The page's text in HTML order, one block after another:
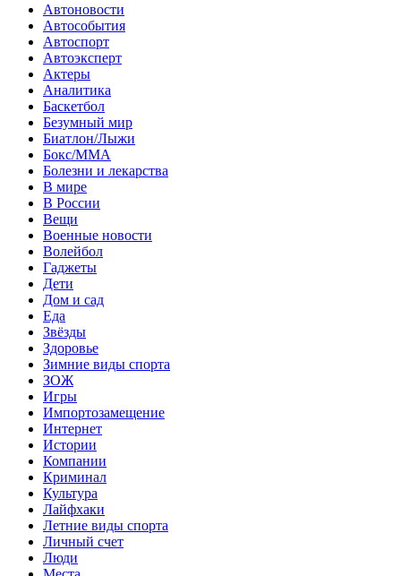
Автоновости
Автособытия
Автоспорт
Автоэксперт
Актеры
Аналитика
Баскетбол
Безумный мир
Биатлон/Лыжи
Бокс/MMA
Болезни и лекарства
В мире
В России
Вещи
Военные новости
Волейбол
Гаджеты
Дети
Дом и сад
Еда
Звёзды
Здоровье
Зимние виды спорта
ЗОЖ
Игры
Импортозамещение
Интернет
Истории
Компании
Криминал
Культура
Лайфхаки
Летние виды спорта
Личный счет
Люди